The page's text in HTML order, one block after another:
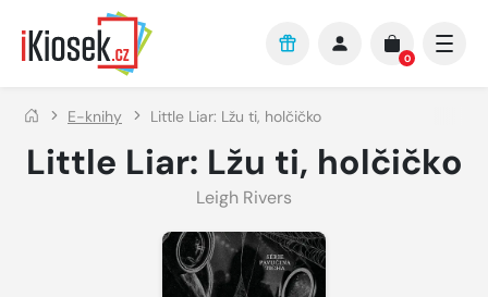
Přejít na hlavní obsah
0
E-knihy Little Liar: Lžu ti, holčičko
Little Liar: Lžu ti, holčičko
Leigh Rivers